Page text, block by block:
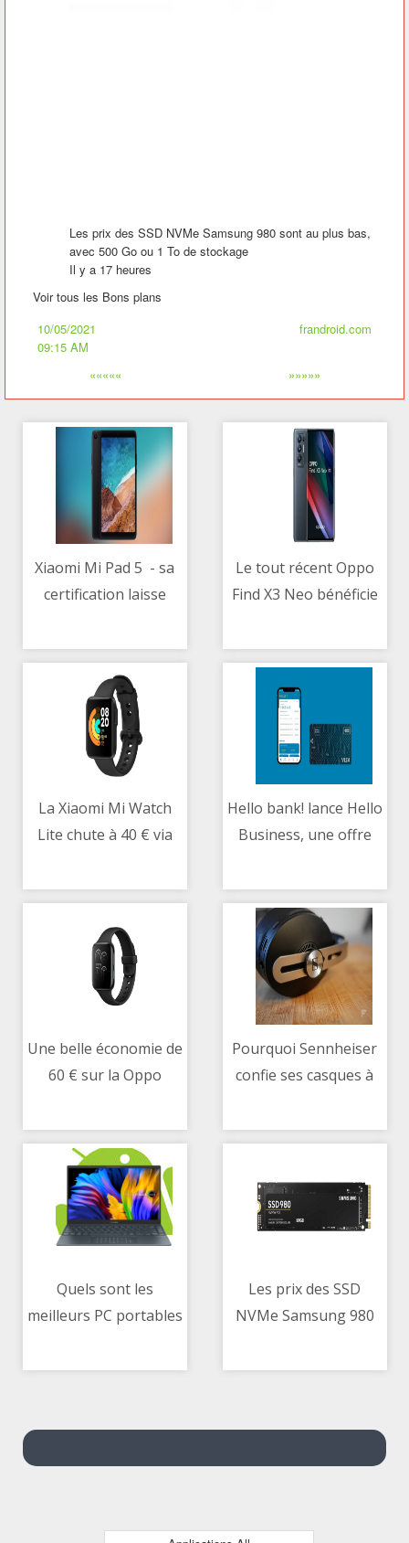
Les prix des SSD NVMe Samsung 980 sont au plus bas,
avec 500 Go ou 1 To de stockage
Il y a 17 heures
Voir tous les Bons plans
10/05/2021
09:15 AM
frandroid.com
««««« »»»»»
Xiaomi Mi Pad 5 - sa
certification laisse
rapide sur tablette
Le tout récent Oppo
Find X3 Neo bénéficie
de 130 €
La Xiaomi Mi Watch
Lite chute à 40 € via
Cdiscount
Hello bank! lance Hello
Business, une offre
pour les travailleurs
indépendants
Une belle économie de
60 € sur la Oppo
maintenant !
Pourquoi Sennheiser
confie ses casques à
prothèses auditives
Quels sont les
meilleurs PC portables
Les prix des SSD
NVMe Samsung 980
500 Go ou 1 To de